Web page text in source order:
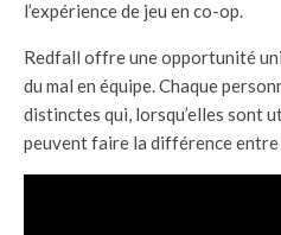
l’expérience de jeu en co-op.
Redfall offre une opportunité
du mal en équipe. Chaque
distinctes qui, lorsqu’elles sont
peuvent faire la différence